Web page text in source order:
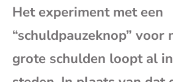
Het experiment met een
“schuldpauzeknop” voor
grote schulden loopt al